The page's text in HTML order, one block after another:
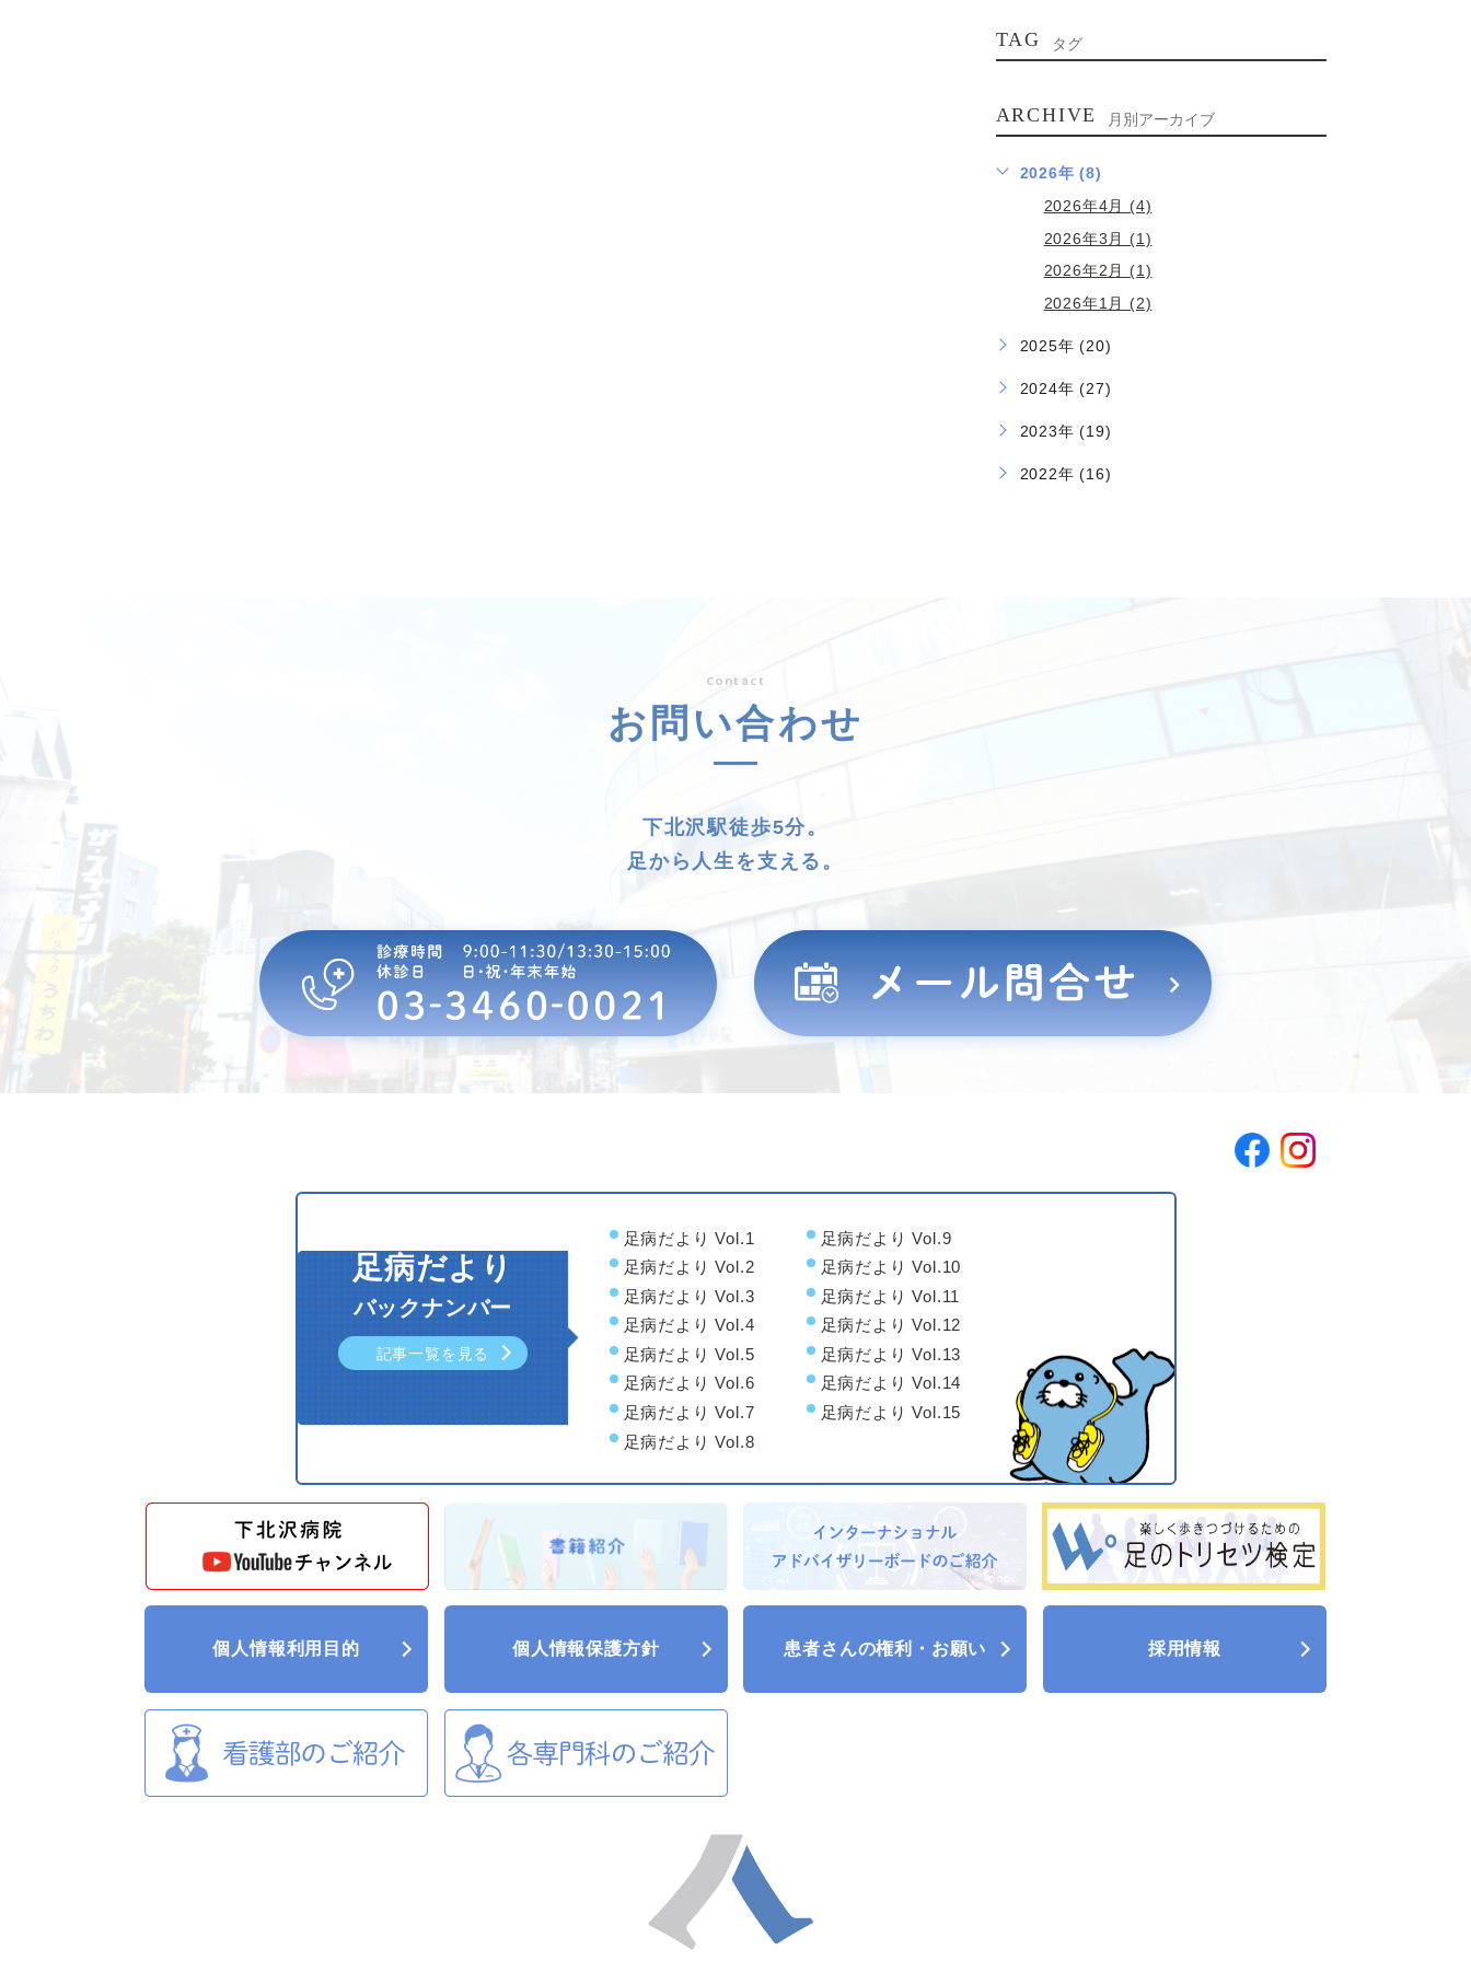
TAG タグ
ARCHIVE 月別アーカイブ
2026年 (8)
2026年4月 (4)
2026年3月 (1)
2026年2月 (1)
2026年1月 (2)
2025年 (20)
2024年 (27)
2023年 (19)
2022年 (16)
Contact
お問い合わせ
下北沢駅徒歩5分。
足から人生を支える。
足病だより
バックナンバー
記事一覧を見る
足病だより Vol.1
足病だより Vol.2
足病だより Vol.3
足病だより Vol.4
足病だより Vol.5
足病だより Vol.6
足病だより Vol.7
足病だより Vol.8
足病だより Vol.9
足病だより Vol.10
足病だより Vol.11
足病だより Vol.12
足病だより Vol.13
足病だより Vol.14
足病だより Vol.15
個人情報利用目的 個人情報保護方針 患者さんの権利・お願い 採用情報